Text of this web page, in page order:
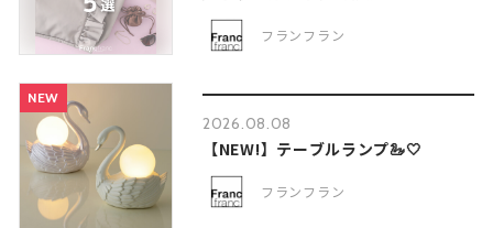
フランフラン
NEW
2026.08.08
【NEW!】テーブルランプ🦢🤍
フランフラン